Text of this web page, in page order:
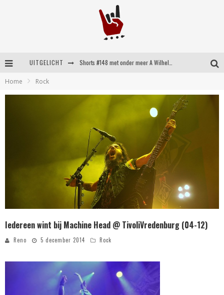
UITGELICHT
Britse emorockers van Basement maken tweede comeback met het indrukwekkende ‘Wired’
Shorts #149 met onder meer No Cure, Eva Under Fire, The Hu en Sleeping With Sirens
Home Rock
Iedereen wint bij Machine Head @ TivoliVredenburg (04-12)
Reno 5 december 2014 Rock